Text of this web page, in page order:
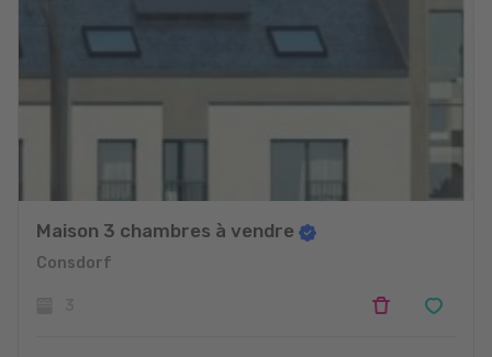
Maison 3 chambres à vendre
Consdorf